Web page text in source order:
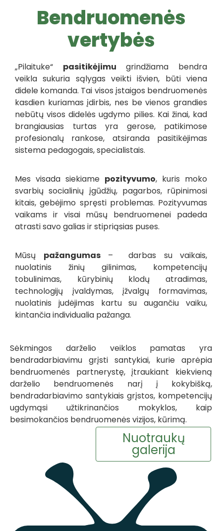
Bendruomenės
vertybės
„Pilaituke“ pasitikėjimu grindžiama bendra
veikla sukuria sąlygas veikti išvien, būti viena
didele komanda. Tai visos įstaigos bendruomenės
kasdien kuriamas įdirbis, nes be vienos grandies
nebūtų visos didelės ugdymo pilies. Kai žinai, kad
brangiausias turtas yra gerose, patikimose
profesionalų rankose, atsiranda pasitikėjimas
sistema pedagogais, specialistais.
Mes visada siekiame pozityvumo, kuris moko
svarbių socialinių įgūdžių, pagarbos, rūpinimosi
kitais, gebėjimo spręsti problemas. Pozityvumas
vaikams ir visai mūsų bendruomenei padeda
atrasti savo galias ir stipriąsias puses.
Mūsų pažangumas– darbas su vaikais,
nuolatinis žinių gilinimas, kompetencijų
tobulinimas, kūrybinių klodų atradimas,
technologijų įvaldymas, įžvalgų formavimas,
nuolatinis judėjimas kartu su augančiu vaiku,
kintančia individualia pažanga.
Sėkmingos darželio veiklos pamatas yra
bendradarbiavimu grįsti santykiai, kurie aprėpia
bendruomenės partnerystę, įtraukiant kiekvieną
darželio bendruomenės narį į kokybišką,
bendradarbiavimo santykiais grįstos, kompetencijų
ugdymąsi užtikrinančios mokyklos, kaip
besimokančios bendruomenės vizijos, kūrimą.
Nuotraukų
galerija